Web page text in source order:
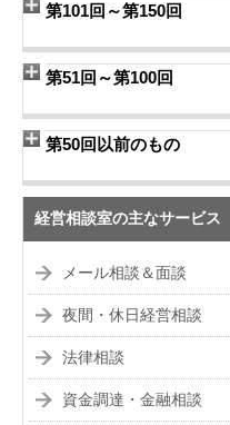
第101回～第150回
第51回～第100回
第50回以前のもの
経営相談室の主なサービス
メール相談＆面談
夜間・休日経営相談
法律相談
資金調達・金融相談